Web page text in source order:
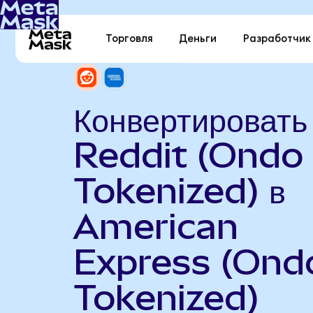
Торговля Деньги Разработчик
Конвертировать
Reddit (Ondo
Tokenized) в
American
Express
Tokenized)